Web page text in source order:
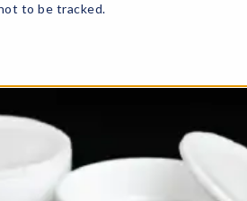
to be tracked.